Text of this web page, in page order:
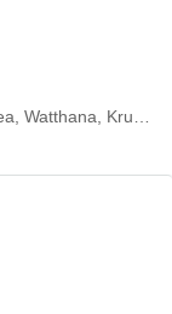
Nakhon 10110, Thailand